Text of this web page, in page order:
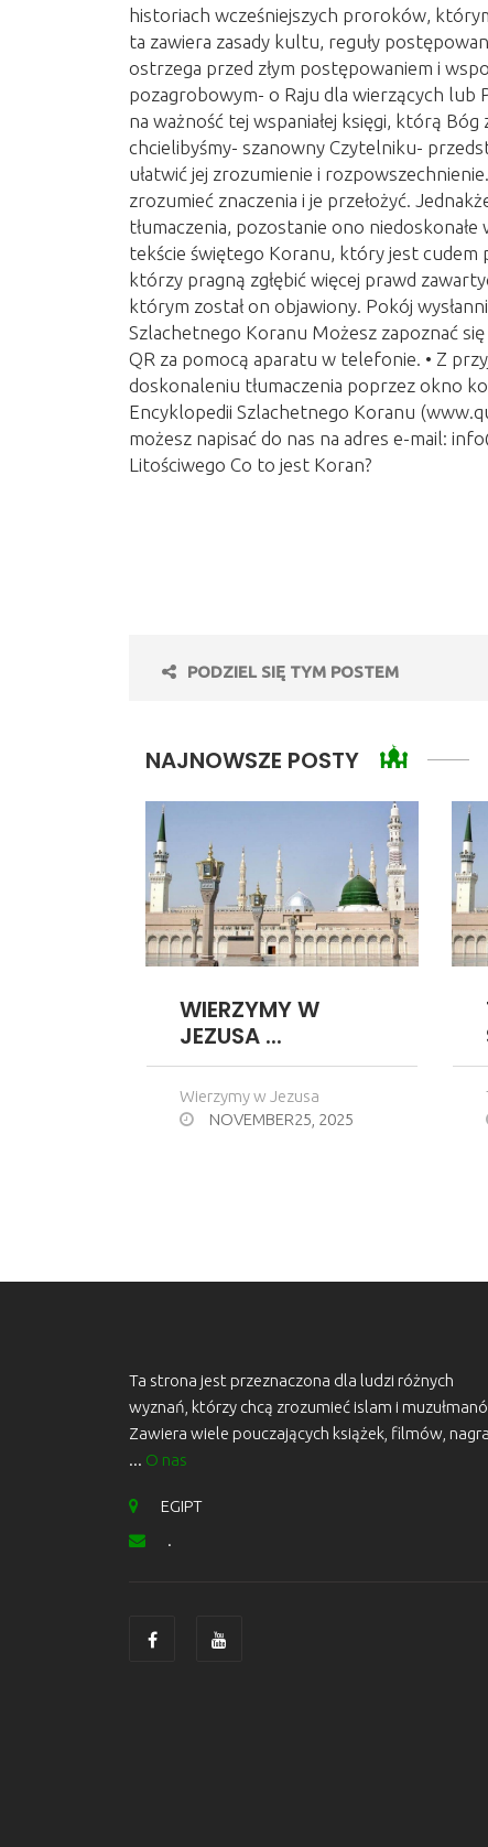
historiach wcześniejszych proroków,
ta zawiera zasady kultu, reguły
ostrzega przed złym postępowaniem i
pozagrobowym- o Raju dla wierzących lub
na ważność tej wspaniałej księgi, którą Bóg
chcielibyśmy- szanowny Czytelniku-
ułatwić jej zrozumienie i
zrozumieć znaczenia i je przełożyć.
tłumaczenia, pozostanie ono
tekście świętego Koranu, który jest cudem
którzy pragną zgłębić więcej prawd
którym został on objawiony. Pokój
Szlachetnego Koranu Możesz zapoznać
QR za pomocą aparatu w telefonie. • Z
doskonaleniu tłumaczenia poprzez okno
Encyklopedii Szlachetnego Koranu
możesz napisać do nas na adres e-mail:
Litościwego Co to jest Koran?
PODZIEL SIĘ TYM POSTEM
NAJNOWSZE POSTY
WIERZYMY W
JEZUSA ...
Wierzymy w Jezusa
NOVEMBER25, 2025
Ta strona jest przeznaczona dla ludzi różnych
wyznań, którzy chcą zrozumieć islam i
Zawiera wiele pouczających książek, filmów,
... O nas
EGIPT
.